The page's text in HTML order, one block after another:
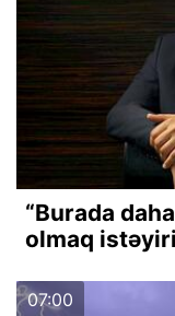
“Burada
olmaq
07:00